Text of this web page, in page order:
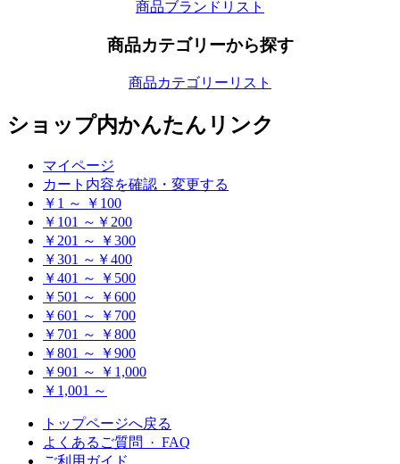
商品ブランドリスト
商品カテゴリーから探す
商品カテゴリーリスト
ショップ内かんたんリンク
マイページ
カート内容を確認・変更する
￥1 ～ ￥100
￥101 ～￥200
￥201 ～ ￥300
￥301 ～￥400
￥401 ～ ￥500
￥501 ～ ￥600
￥601 ～ ￥700
￥701 ～ ￥800
￥801 ～ ￥900
￥901 ～ ￥1,000
￥1,001 ～
トップページへ戻る
よくあるご質問 · FAQ
ご利用ガイド